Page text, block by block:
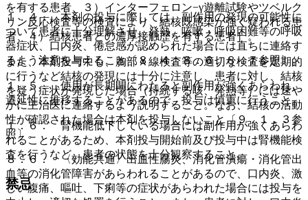
を有する患者、３）インターフェロン−γ遊離試験やツベルク
リン反応検査等の検査により、結核既感染が強く疑われる患
者、４）結核患者との濃厚接触歴を有する患者］。
また、本剤投与中も、胸部Ｘ線検査等の適切な検査を定期的
に行うなど結核の発現には十分に注意し、患者に対し、結核
を疑う症状が発現した場合（持続する咳、発熱等）には速や
かに主治医に連絡するよう説明すること。なお、結核の活動
性が確認された場合は本剤を投与しないこと〔９．１．３参
照〕。
８．６． 〈効能共通〉出血性腸炎、消化管潰瘍・消化管出
血等の消化管障害があらわれることがあるので、口内炎、激
しい腹痛、嘔吐、下痢等の症状があらわれた場合には投与を
１．４． 本剤の投与に際しては、副作用の発現の可能性に
ついて患者に十分理解させ、発熱、咳嗽・呼吸困難等の呼吸
器症状、口内炎、倦怠感が認められた場合には直ちに連絡す
るよう注意を与えること〔８．４、８．６、８．７参照〕。
１．５． 使用が長期間にわたると副作用が強くあらわれ、
遷延性に推移することがあるので、投与は慎重に行うこと。
１．６． 腎機能低下している場合には副作用が強くあらわ
れることがあるため、本剤投与開始前及び投与中は腎機能検
査を行うなど、患者の状態を十分観察すること。
禁忌